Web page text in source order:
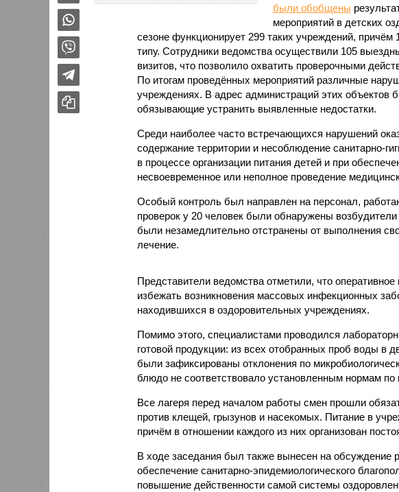
были обобщены
мероприятий в детских
сезоне функционирует 299 таких учреждений, причём
типу. Сотрудники ведомства осуществили 105
визитов, что позволило охватить проверочными
По итогам проведённых мероприятий различные
учреждениях. В адрес администраций этих объектов
обязывающие устранить выявленные недостатки.
Среди наиболее часто встречающихся нарушений
содержание территории и несоблюдение санитарно-
в процессе организации питания детей и при
несвоевременное или неполное проведение
Особый контроль был направлен на персонал,
проверок у 20 человек были обнаружены
были незамедлительно отстранены от выполнения
лечение.
Представители ведомства отметили, что
избежать возникновения массовых инфекционных
находившихся в оздоровительных учреждениях.
Помимо этого, специалистами проводился
готовой продукции: из всех отобранных проб воды в
были зафиксированы отклонения по
блюдо не соответствовало установленным нормам по
Все лагеря перед началом работы смен прошли
против клещей, грызунов и насекомых. Питание в
причём в отношении каждого из них организован
В ходе заседания был также вынесен на обсуждение
обеспечение санитарно-эпидемиологического
повышение действенности самой системы